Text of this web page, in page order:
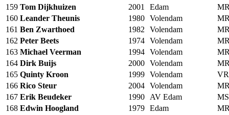
159 Tom Dijkhuizen 2001 Edam
160 Leander Theunis 1980 Volendam
161 Ben Zwarthoed 1982 Volendam
162 Peter Beets 1974 Volendam
163 Michael Veerman 1994 Volendam
164 Dirk Buijs 2000 Volendam
165 Quinty Kroon 1999 Volendam
166 Rico Steur 2004 Volendam
167 Erik Beudeker 1990 AV Edam
168 Edwin Hoogland 1979 Edam